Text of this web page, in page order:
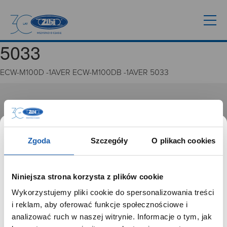
Zgoda Szczegóły O plikach cookies
Niniejsza strona korzysta z plików cookie
Wykorzystujemy pliki cookie do spersonalizowania treści
i reklam, aby oferować funkcje społecznościowe i
analizować ruch w naszej witrynie. Informacje o tym, jak
5033
ECW-M100D -1AVER ECW-M100DB -1AVER 5033
GRUPA ZIBI
Historia
Misja, wizja i wartości Grupy Zibi
Ważne daty
Zgoda na ciasteczka
PRODUKTY
Zegarki
SZANOWNY UŻYTKOWNIKU,
SZANOWNA UŻYTKOWNICZKO